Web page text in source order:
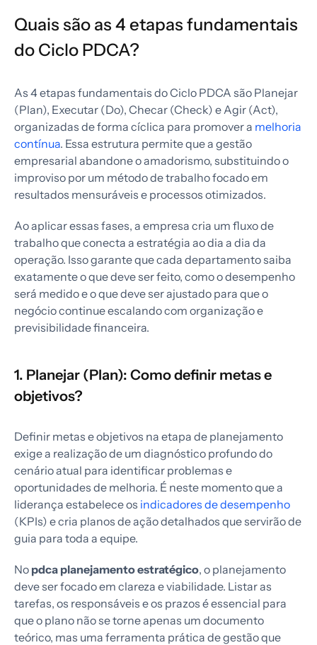
Quais são as 4 etapas fundamentais
do Ciclo PDCA?
As 4 etapas fundamentais do Ciclo PDCA são Planejar
(Plan), Executar (Do), Checar (Check) e Agir (Act),
organizadas de forma cíclica para promover a melhoria
contínua. Essa estrutura permite que a gestão
empresarial abandone o amadorismo, substituindo o
improviso por um método de trabalho focado em
resultados mensuráveis e processos otimizados.
Ao aplicar essas fases, a empresa cria um fluxo de
trabalho que conecta a estratégia ao dia a dia da
operação. Isso garante que cada departamento saiba
exatamente o que deve ser feito, como o desempenho
será medido e o que deve ser ajustado para que o
negócio continue escalando com organização e
previsibilidade financeira.
1. Planejar (Plan): Como definir metas e
objetivos?
Definir metas e objetivos na etapa de planejamento
exige a realização de um diagnóstico profundo do
cenário atual para identificar problemas e
oportunidades de melhoria. É neste momento que a
liderança estabelece os indicadores de desempenho
(KPIs) e cria planos de ação detalhados que servirão de
guia para toda a equipe.
No pdca planejamento estratégico, o planejamento
deve ser focado em clareza e viabilidade. Listar as
tarefas, os responsáveis e os prazos é essencial para
que o plano não se torne apenas um documento
teórico, mas uma ferramenta prática de gestão que